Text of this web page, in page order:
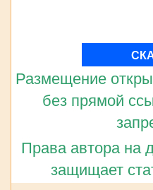
Размещение
без прямой
Права автора на
защищает